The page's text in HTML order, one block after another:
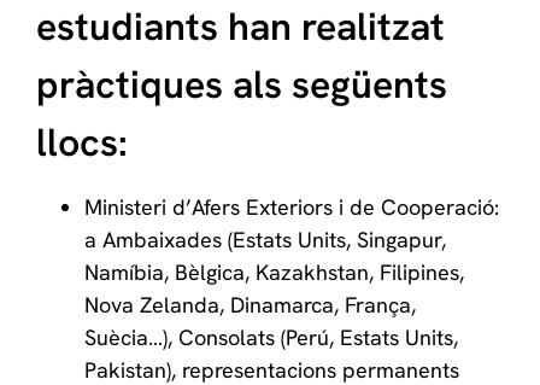
estudiants han realitzat
pràctiques als següents
llocs:
Ministeri d’Afers Exteriors i de Cooperació:
a Ambaixades (Estats Units, Singapur,
Namíbia, Bèlgica, Kazakhstan, Filipines,
Nova Zelanda, Dinamarca, França,
Suècia…), Consolats (Perú, Estats Units,
Pakistan), representacions permanents